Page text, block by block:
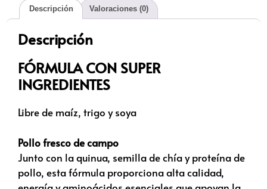
Descripción Valoraciones (0)
Descripción
FÓRMULA CON SUPER
INGREDIENTES
Libre de maíz, trigo y soya
Pollo fresco de campo
Junto con la quinua, semilla de chía y proteína de
pollo, esta fórmula proporciona alta calidad,